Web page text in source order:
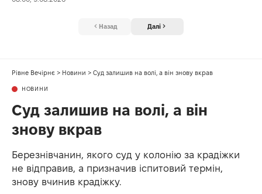
Назад Далі
Рівне Вечірнє > Новини > Суд залишив на волі, а він знову вкрав
НОВИНИ
Суд залишив на волі, а він
знову вкрав
Березнівчанин, якого суд у колонію за крадіжки
не відправив, а призначив іспитовий термін,
знову вчинив крадіжку.